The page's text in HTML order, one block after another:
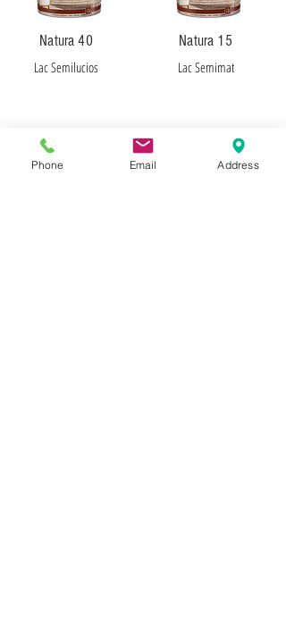
Natura 40
Lac Semilucios
Natura 15
Lac Semimat
FUTURA® AQUA PAINTS – EXCEPTIONAL
Phone Email Address